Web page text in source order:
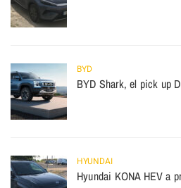
BYD
BYD Shark, el pick up
HYUNDAI
Hyundai KONA HEV a